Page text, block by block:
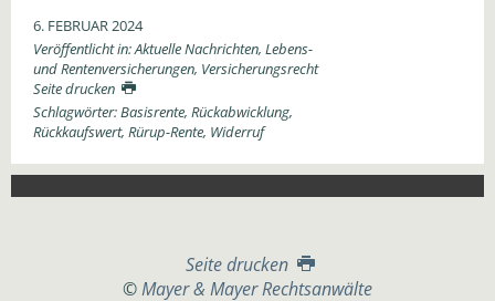
6. FEBRUAR 2024
Veröffentlicht in:Aktuelle Nachrichten, Lebens-
und Rentenversicherungen, Versicherungsrecht
Seite drucken
Schlagwörter:Basisrente, Rückabwicklung,
Rückkaufswert, Rürup-Rente, Widerruf
Seite drucken
©Mayer & Mayer Rechtsanwälte